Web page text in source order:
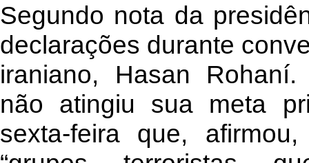
Segundo nota da
declarações durante
iraniano, Hasan
não atingiu sua meta
sexta-feira que,